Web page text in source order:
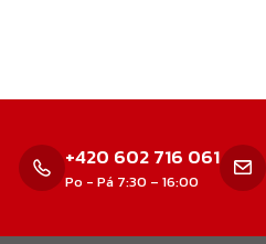
+420 602 716 061
Po - Pá 7:30 – 16:00